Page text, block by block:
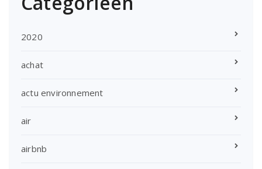
2020
achat
actu environnement
air
airbnb